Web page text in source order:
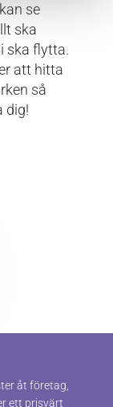
se
ska
ska flytta.
att hitta
så
dig!
åt företag,
ett prisvärt